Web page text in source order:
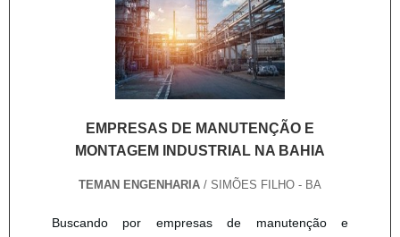
EMPRESAS DE MANUTENÇÃO E
MONTAGEM INDUSTRIAL NA BAHIA
TEMAN ENGENHARIA / SIMÕES FILHO - BA
Buscando por empresas de manutenção e